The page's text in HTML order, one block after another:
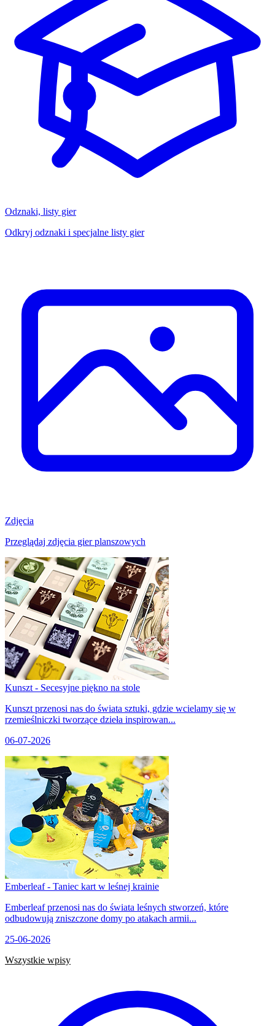
Odznaki, listy gier
Odkryj odznaki i specjalne listy gier
Zdjęcia
Przeglądaj zdjęcia gier planszowych
Kunszt - Secesyjne piękno na stole
Kunszt przenosi nas do świata sztuki, gdzie wcielamy się w
rzemieślniczki tworzące dzieła inspirowan...
06-07-2026
Emberleaf - Taniec kart w leśnej krainie
Emberleaf przenosi nas do świata leśnych stworzeń, które
odbudowują zniszczone domy po atakach armii...
25-06-2026
Wszystkie wpisy